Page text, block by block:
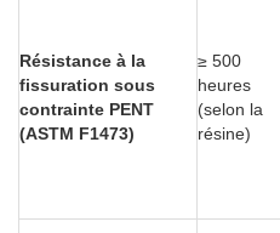
Résistance à la
fissuration sous
contrainte PENT
(ASTM F1473)
≥ 500
heures
(selon la
résine)